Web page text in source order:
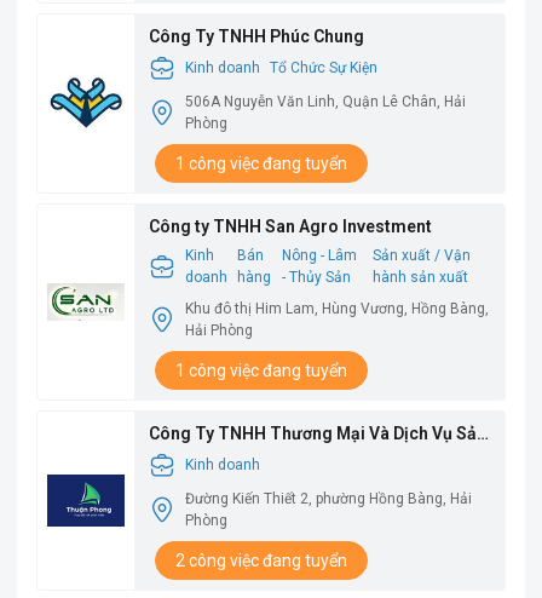
Công Ty TNHH Phúc Chung
Kinh doanh
Tổ Chức Sự Kiện
506A Nguyễn Văn Linh, Quận Lê Chân, Hải
Phòng
1 công việc đang tuyển
Công ty TNHH San Agro Investment
Kinh
doanh
Bán
hàng
Nông - Lâm
- Thủy Sản
Sản xuất / Vận
hành sản xuất
Khu đô thị Him Lam, Hùng Vương, Hồng Bàng,
Hải Phòng
1 công việc đang tuyển
Công Ty TNHH Thương Mại Và Dịch Vụ Sản
Xuất Thuận Phong
Kinh doanh
Đường Kiến Thiết 2, phường Hồng Bàng, Hải
Phòng
2 công việc đang tuyển